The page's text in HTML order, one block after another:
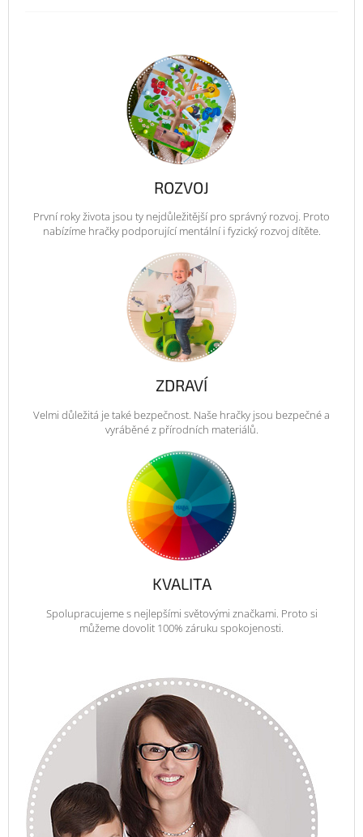
ROZVOJ
První roky života jsou ty nejdůležitější pro správný rozvoj. Proto
nabízíme hračky podporující mentální i fyzický rozvoj dítěte.
ZDRAVÍ
Velmi důležitá je také bezpečnost. Naše hračky jsou bezpečné a
vyráběné z přírodních materiálů.
KVALITA
Spolupracujeme s nejlepšími světovými značkami. Proto si
můžeme dovolit 100% záruku spokojenosti.